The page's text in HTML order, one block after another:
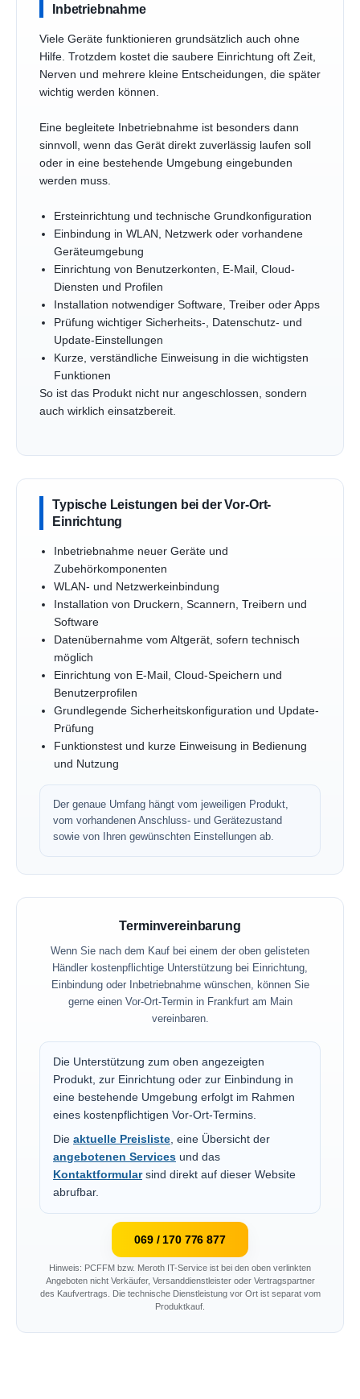
Inbetriebnahme
Viele Geräte funktionieren grundsätzlich auch ohne
Hilfe. Trotzdem kostet die saubere Einrichtung oft Zeit,
Nerven und mehrere kleine Entscheidungen, die später
wichtig werden können.
Eine begleitete Inbetriebnahme ist besonders dann
sinnvoll, wenn das Gerät direkt zuverlässig laufen soll
oder in eine bestehende Umgebung eingebunden
werden muss.
Ersteinrichtung und technische Grundkonfiguration
Einbindung in WLAN, Netzwerk oder vorhandene
Geräteumgebung
Einrichtung von Benutzerkonten, E-Mail, Cloud-
Diensten und Profilen
Installation notwendiger Software, Treiber oder Apps
Prüfung wichtiger Sicherheits-, Datenschutz- und
Update-Einstellungen
Kurze, verständliche Einweisung in die wichtigsten
Funktionen
So ist das Produkt nicht nur angeschlossen, sondern
auch wirklich einsatzbereit.
Typische Leistungen bei der Vor-Ort-
Einrichtung
Inbetriebnahme neuer Geräte und
Zubehörkomponenten
WLAN- und Netzwerkeinbindung
Installation von Druckern, Scannern, Treibern und
Software
Datenübernahme vom Altgerät, sofern technisch
möglich
Einrichtung von E-Mail, Cloud-Speichern und
Benutzerprofilen
Grundlegende Sicherheitskonfiguration und Update-
Prüfung
Funktionstest und kurze Einweisung in Bedienung
und Nutzung
Der genaue Umfang hängt vom jeweiligen Produkt,
vom vorhandenen Anschluss- und Gerätezustand
sowie von Ihren gewünschten Einstellungen ab.
Terminvereinbarung
Wenn Sie nach dem Kauf bei einem der oben gelisteten
Händler kostenpflichtige Unterstützung bei Einrichtung,
Einbindung oder Inbetriebnahme wünschen, können Sie
gerne einen Vor-Ort-Termin in Frankfurt am Main
vereinbaren.
Die Unterstützung zum oben angezeigten
Produkt, zur Einrichtung oder zur Einbindung in
eine bestehende Umgebung erfolgt im Rahmen
eines kostenpflichtigen Vor-Ort-Termins.
Die aktuelle Preisliste , eine Übersicht der
angebotenen Services und das
Kontaktformularsind direkt auf dieser Website
abrufbar.
069 / 170 776 877
Hinweis: PCFFM bzw. Meroth IT-Service ist bei den oben verlinkten
Angeboten nicht Verkäufer, Versanddienstleister oder Vertragspartner
des Kaufvertrags. Die technische Dienstleistung vor Ort ist separat vom
Produktkauf.